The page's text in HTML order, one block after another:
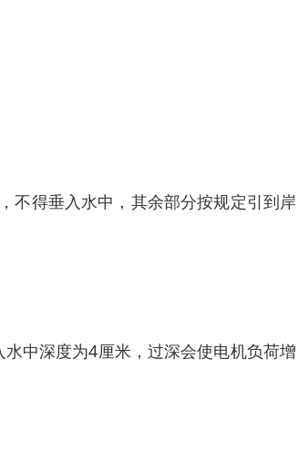
不得垂入水中，其余部分按规定引到岸
中深度为4厘米，过深会使电机负荷增